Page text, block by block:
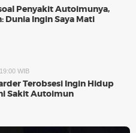
Penyakit Autoimunya,
Dunia Ingin Saya Mati
WIB
Terobsesi Ingin Hidup
Sakit Autoimun